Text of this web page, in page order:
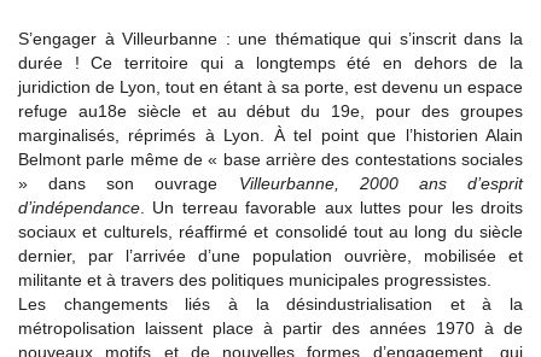
S’engager à Villeurbanne : une thématique qui s’inscrit dans la
durée ! Ce territoire qui a longtemps été en dehors de la
juridiction de Lyon, tout en étant à sa porte, est devenu un espace
refuge au18e siècle et au début du 19e, pour des groupes
marginalisés, réprimés à Lyon. À tel point que l’historien Alain
Belmont parle même de « base arrière des contestations sociales
» dans son ouvrage Villeurbanne, 2000 ans d’esprit
d’indépendance . Un terreau favorable aux luttes pour les droits
sociaux et culturels, réaffirmé et consolidé tout au long du siècle
dernier, par l’arrivée d’une population ouvrière, mobilisée et
militante et à travers des politiques municipales progressistes.
Les changements liés à la désindustrialisation et à la
métropolisation laissent place à partir des années 1970 à de
nouveaux motifs et de nouvelles formes d’engagement, qui